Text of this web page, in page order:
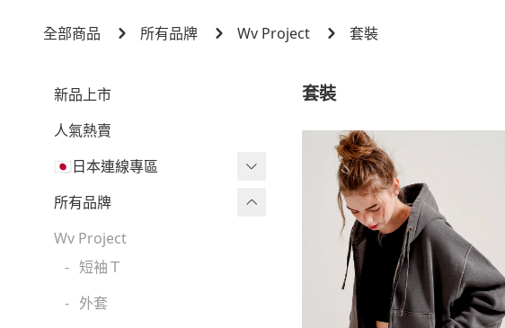
全部商品 所有品牌 Wv Project 套裝
新品上市
人氣熱賣
🇯🇵日本連線專區
三麗鷗現貨區任兩件免運🔥
三麗鷗
吉伊卡哇
迪士尼
所有品牌
Wv Project
- 短袖Ｔ
- 外套
套裝